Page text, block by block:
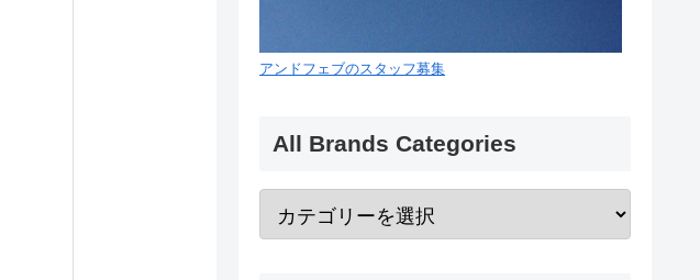
アンドフェブのスタッフ募集
All Brands Categories